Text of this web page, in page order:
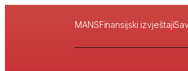
MANSFinansijski izvještaji